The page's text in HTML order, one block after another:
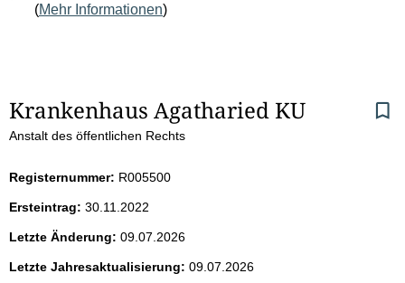
(Mehr Informationen)
S
e
i
t
e
Krankenhaus Agatharied KU
Anstalt des öffentlichen Rechts
Registernummer: R005500
Ersteintrag: 30.11.2022
Letzte Änderung: 09.07.2026
Letzte Jahresaktualisierung: 09.07.2026